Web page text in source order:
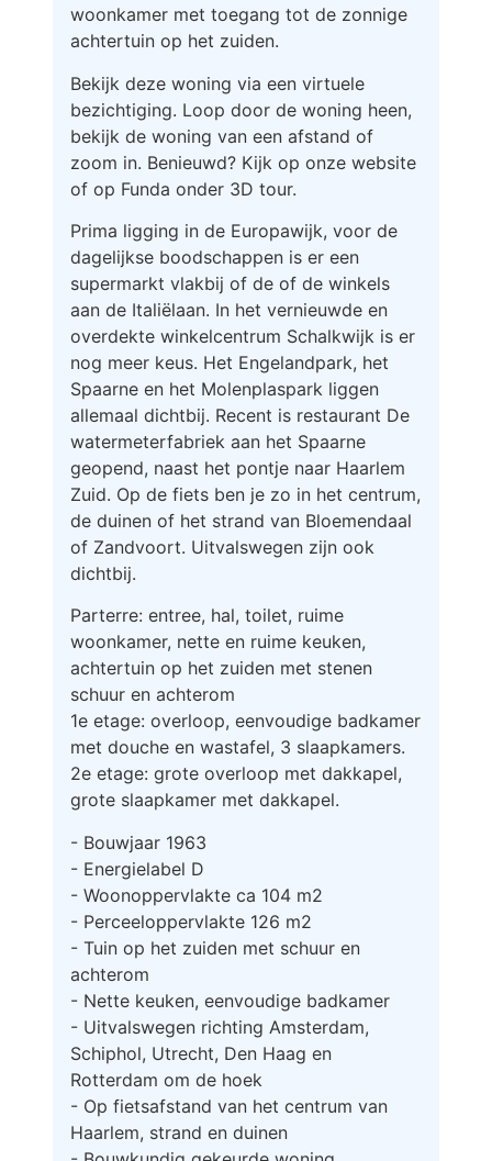
woonkamer met toegang tot de zonnige
achtertuin op het zuiden.
Bekijk deze woning via een virtuele
bezichtiging. Loop door de woning heen,
bekijk de woning van een afstand of
zoom in. Benieuwd? Kijk op onze website
of op Funda onder 3D tour.
Prima ligging in de Europawijk, voor de
dagelijkse boodschappen is er een
supermarkt vlakbij of de of de winkels
aan de Italiëlaan. In het vernieuwde en
overdekte winkelcentrum Schalkwijk is er
nog meer keus. Het Engelandpark, het
Spaarne en het Molenplaspark liggen
allemaal dichtbij. Recent is restaurant De
watermeterfabriek aan het Spaarne
geopend, naast het pontje naar Haarlem
Zuid. Op de fiets ben je zo in het centrum,
de duinen of het strand van Bloemendaal
of Zandvoort. Uitvalswegen zijn ook
dichtbij.
Parterre: entree, hal, toilet, ruime
woonkamer, nette en ruime keuken,
achtertuin op het zuiden met stenen
schuur en achterom
1e etage: overloop, eenvoudige badkamer
met douche en wastafel, 3 slaapkamers.
2e etage: grote overloop met dakkapel,
grote slaapkamer met dakkapel.
- Bouwjaar 1963
- Energielabel D
- Woonoppervlakte ca 104 m2
- Perceeloppervlakte 126 m2
- Tuin op het zuiden met schuur en
achterom
- Nette keuken, eenvoudige badkamer
- Uitvalswegen richting Amsterdam,
Schiphol, Utrecht, Den Haag en
Rotterdam om de hoek
- Op fietsafstand van het centrum van
Haarlem, strand en duinen